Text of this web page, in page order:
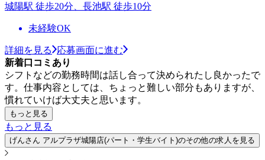
城陽駅 徒歩20分、長池駅 徒歩10分
未経験OK
詳細を見る
応募画面に進む
新着口コミあり
シフトなどの勤務時間は話し合って決められたし良かったで
す。仕事内容としては、ちょっと難しい部分もありますが、
慣れていけば大丈夫と思います。
もっと見る
もっと見る
げんさん アルプラザ城陽店(パート・学生バイト)のその他の求人を見る